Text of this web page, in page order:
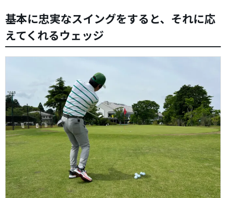
基本に忠実なスイングをすると、それに応
えてくれるウェッジ